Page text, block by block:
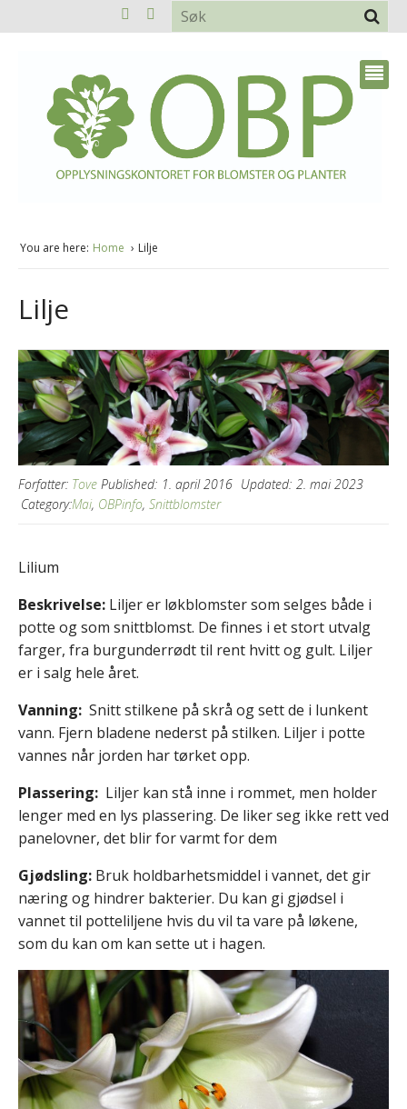
You are here: Home Lilje
Lilje
Forfatter: Tove Published: 1. april 2016 Updated: 2. mai 2023
Category:Mai, OBPinfo, Snittblomster
Lilium
Beskrivelse: Liljer er løkblomster som selges både i
potte og som snittblomst. De finnes i et stort utvalg
farger, fra burgunderrødt til rent hvitt og gult. Liljer
er i salg hele året.
Vanning: Snitt stilkene på skrå og sett de i lunkent
vann. Fjern bladene nederst på stilken. Liljer i potte
vannes når jorden har tørket opp.
Plassering: Liljer kan stå inne i rommet, men holder
lenger med en lys plassering. De liker seg ikke rett ved
panelovner, det blir for varmt for dem
Gjødsling: Bruk holdbarhetsmiddel i vannet, det gir
næring og hindrer bakterier. Du kan gi gjødsel i
vannet til potteliljene hvis du vil ta vare på løkene,
som du kan om kan sette ut i hagen.